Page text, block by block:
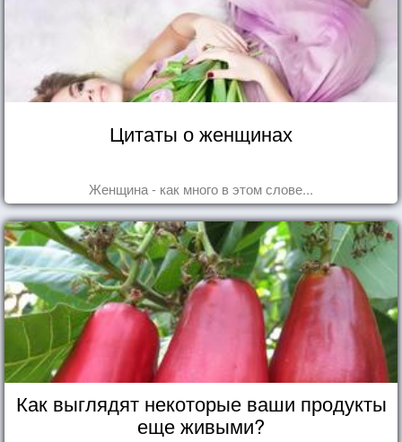
Цитаты о женщинах
Женщина - как много в этом слове...
Как выглядят некоторые ваши продукты
еще живыми?